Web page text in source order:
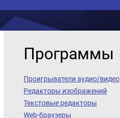
Программы
Проигрыватели аудио/видео
Редакторы изображений
Текстовые редакторы
Web-браузеры